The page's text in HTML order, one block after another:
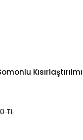
TL